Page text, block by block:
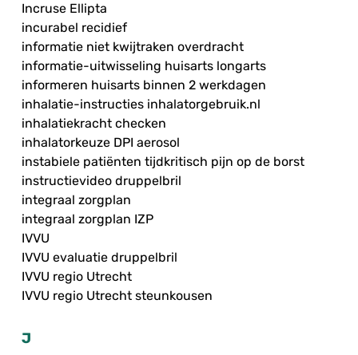
Incruse Ellipta
incurabel recidief
informatie niet kwijtraken overdracht
informatie-uitwisseling huisarts longarts
informeren huisarts binnen 2 werkdagen
inhalatie-instructies inhalatorgebruik.nl
inhalatiekracht checken
inhalatorkeuze DPI aerosol
instabiele patiënten tijdkritisch pijn op de borst
instructievideo druppelbril
integraal zorgplan
integraal zorgplan IZP
IVVU
IVVU evaluatie druppelbril
IVVU regio Utrecht
IVVU regio Utrecht steunkousen
J